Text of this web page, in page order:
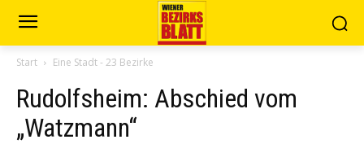
Start Eine Stadt - 23 Bezirke
Rudolfsheim: Abschied vom
„Watzmann“